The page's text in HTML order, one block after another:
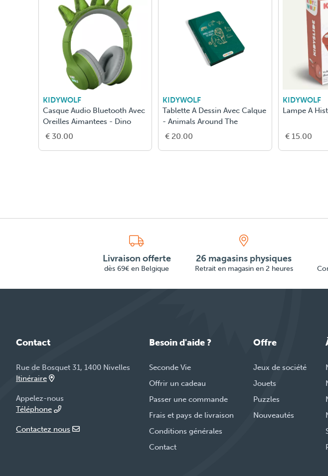
KIDYWOLF
Casque Audio Bluetooth Avec
Oreilles Aimantees - Dino
€ 30.00
KIDYWOLF
Tablette A Dessin Avec Calque
- Animals Around The
€ 20.00
KIDYWOLF
Lampe A
€ 15.00
Livraison offerte
dès 69€ en Belgique
26 magasins physiques
Retrait en magasin en 2 heures
Contact
Rue de Bosquet 31, 1400 Nivelles
Itinéraire
Appelez-nous
Téléphone
Contactez nous
Besoin d'aide ?
Seconde Vie
Offrir un cadeau
Passer une commande
Frais et pays de livraison
Conditions générales
Contact
Offre
Jeux de société
Jouets
Puzzles
Nouveautés